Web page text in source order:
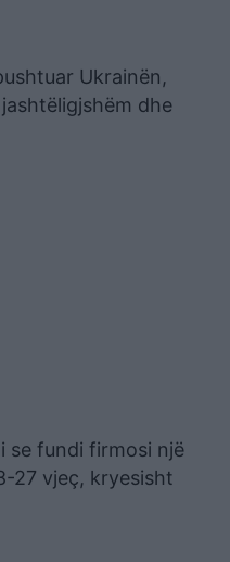
Ukrainën,
dhe
se fundi firmosi një
27 vjeç, kryesisht